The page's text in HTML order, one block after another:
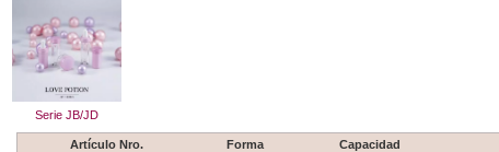
Serie JB/JD
Artículo Nro. Forma Capacidad